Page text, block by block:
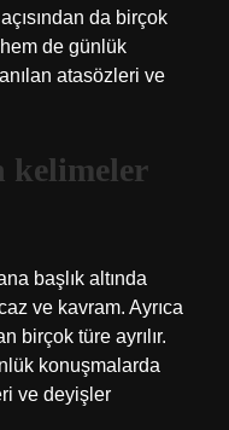
da birçok
de günlük
atasözleri ve
kelimeler
başlık altında
ve kavram. Ayrıca
birçok türe ayrılır.
konuşmalarda
ve deyişler